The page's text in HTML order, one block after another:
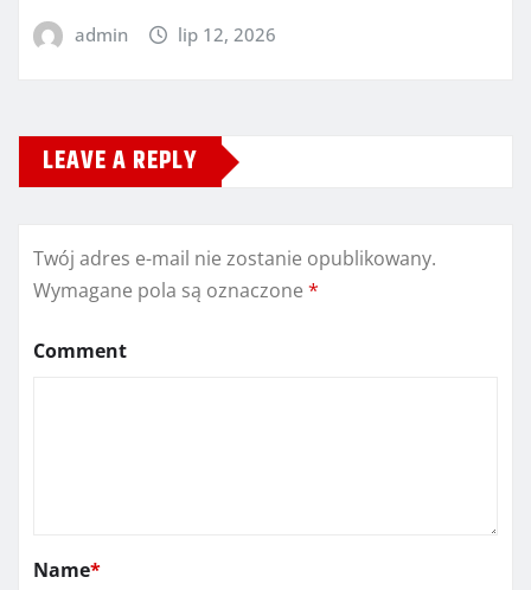
admin lip 12, 2026
LEAVE A REPLY
Twój adres e-mail nie zostanie opublikowany.
Wymagane pola są oznaczone *
Comment
Name*